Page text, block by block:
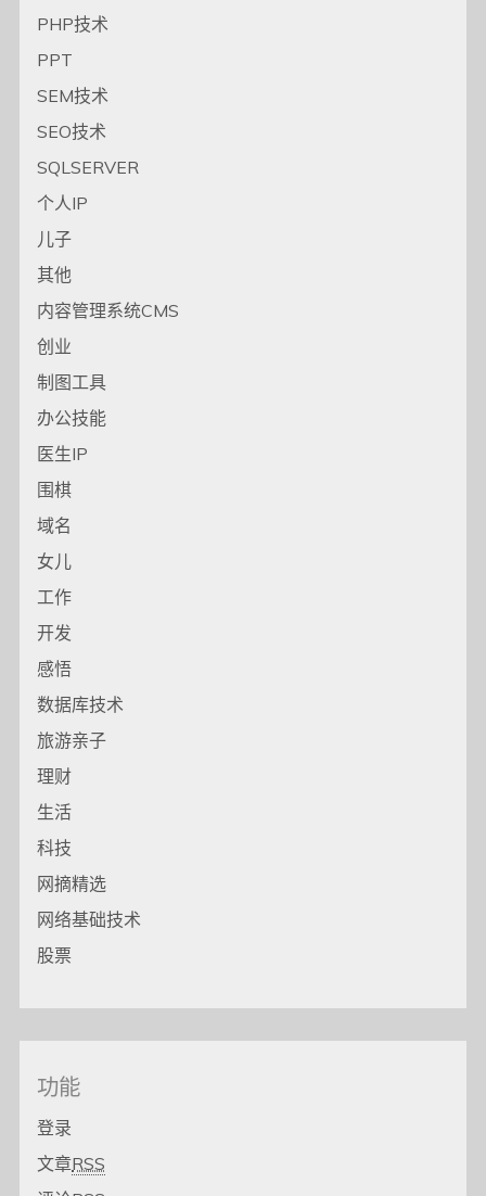
PHP技术
PPT
SEM技术
SEO技术
SQLSERVER
个人IP
儿子
其他
内容管理系统CMS
创业
制图工具
办公技能
医生IP
围棋
域名
女儿
工作
开发
感悟
数据库技术
旅游亲子
理财
生活
科技
网摘精选
网络基础技术
股票
功能
登录
文章RSS